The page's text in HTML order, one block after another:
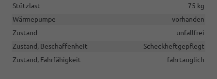
Stützlast
75 kg
Wärmepumpe
vorhanden
Zustand
unfallfrei
Zustand, Beschaffenheit
Scheckheftgepflegt
Zustand, Fahrfähigkeit
fahrtauglich